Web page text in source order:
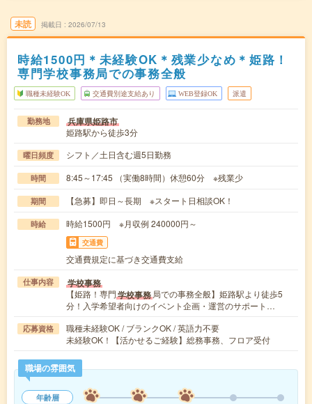
未読 掲載日 2026/07/13
時給1500円＊未経験OK＊残業少なめ＊姫路！
専門学校事務局での事務全般
職種未経験OK 交通費別途支給あり WEB登録OK 派遣
勤務地 兵庫県姫路市
姫路駅から徒歩3分
曜日頻度 シフト／土日含む週5日勤務
時間 8:45～17:45 （実働8時間）休憩60分 ※残業少
期間 【急募】即日～長期 ※スタート日相談OK！
時給 時給1500円 ※月収例 240000円～
交通費
交通費規定に基づき交通費支給
仕事内容 学校事務
【姫路！専門学校事務 局での事務全般】姫路駅より徒歩5
分！入学希望者向けのイベント企画・運営のサポート…
応募資格
職種未経験OK / ブランクOK / 英語力不要
未経験OK！【活かせるご経験】総務事務、フロア受付
職場の雰囲気
年齢層